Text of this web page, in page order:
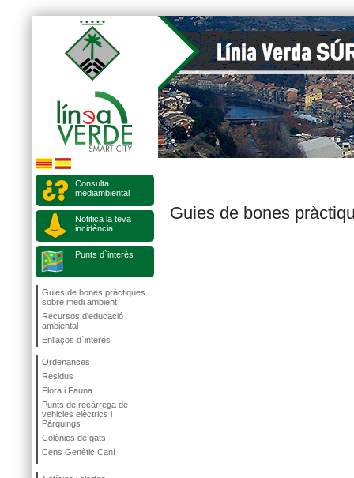
Consulta
mediambiental
Notifica la teva
incidència
Punts d`interès
Guies de bones pràctiques
sobre medi ambient
Recursos d'educació
ambiental
Enllaços d´interés
Ordenances
Residus
Flora i Fauna
Punts de recàrrega de
vehicles elèctrics i
Pàrquings
Colònies de gats
Cens Genètic Caní
Guies de bones